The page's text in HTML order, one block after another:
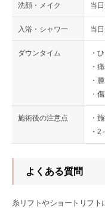
洗顔・メイク 当
入浴・シャワー 当
ダウンタイム
・
・
・
・
施術後の注意点
・
・
よくある質問
糸リフトやショートリフト